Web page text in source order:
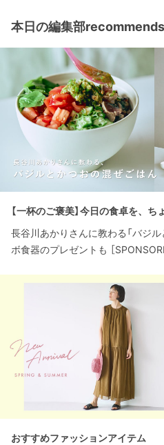
本日の編集部recommends
【一杯のご褒美】今日の食卓を、ち
長谷川あかりさんに教わる「バジ
ボ食器のプレゼントも ［
おすすめファッションアイテム